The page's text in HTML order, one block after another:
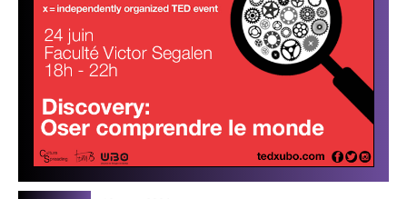
l’œuvre par les fans et les critiques.
Ne ratez rien de
l'actu